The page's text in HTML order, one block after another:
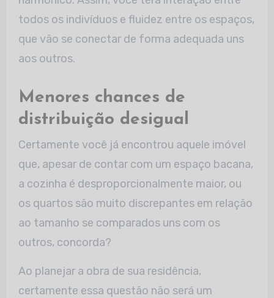
todos os indivíduos e fluidez entre os espaços,
que vão se conectar de forma adequada uns
aos outros.
Menores chances de
distribuição desigual
Certamente você já encontrou aquele imóvel
que, apesar de contar com um espaço bacana,
a cozinha é desproporcionalmente maior, ou
os quartos são muito discrepantes em relação
ao tamanho se comparados uns com os
outros, concorda?
Ao planejar a obra de sua residência,
certamente essa questão não será um